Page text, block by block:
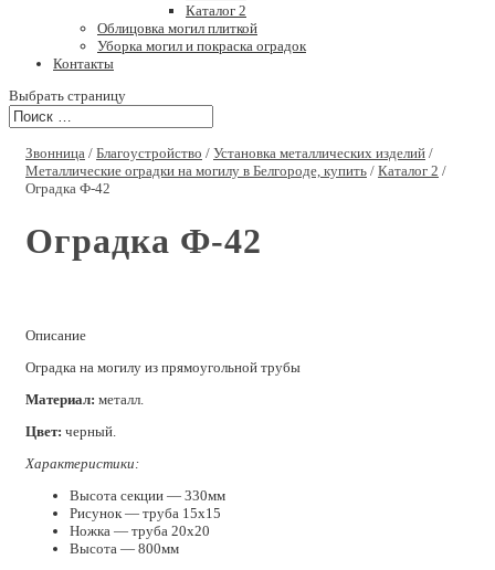
Каталог 2
Облицовка могил плиткой
Уборка могил и покраска оградок
Контакты
Выбрать страницу
Звонница / Благоустройство / Установка металлических изделий /
Металлические оградки на могилу в Белгороде, купить / Каталог 2 /
Оградка Ф-42
Оградка Ф-42
Описание
Оградка на могилу из прямоугольной трубы
Материал: металл.
Цвет: черный.
Характеристики:
Высота секции — 330мм
Рисунок — труба 15х15
Ножка — труба 20х20
Высота — 800мм